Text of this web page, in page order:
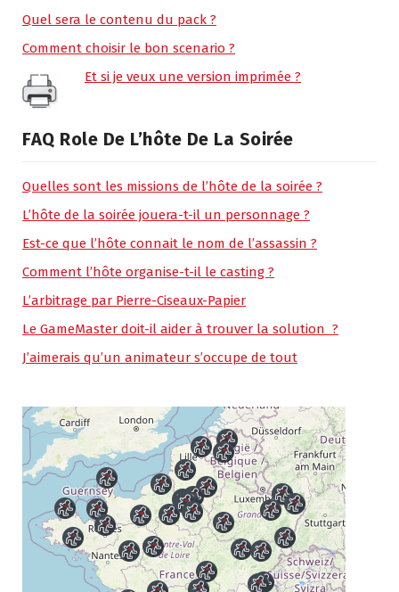
Quel sera le contenu du pack ?
Comment choisir le bon scenario ?
Et si je veux une version imprimée ?
FAQ Role De L’hôte De La Soirée
Quelles sont les missions de l’hôte de la soirée ?
L’hôte de la soirée jouera-t-il un personnage ?
Est-ce que l’hôte connait le nom de l’assassin ?
Comment l’hôte organise-t-il le casting ?
L’arbitrage par Pierre-Ciseaux-Papier
Le GameMaster doit-il aider à trouver la solution ?
J’aimerais qu’un animateur s’occupe de tout